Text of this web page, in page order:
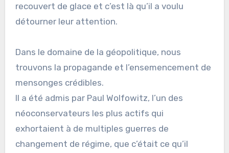
recouvert de glace et c’est là qu’il a voulu
détourner leur attention.
Dans le domaine de la géopolitique, nous
trouvons la propagande et l’ensemencement de
mensonges crédibles.
Il a été admis par Paul Wolfowitz, l’un des
néoconservateurs les plus actifs qui
exhortaient à de multiples guerres de
changement de régime, que c’était ce qu’il